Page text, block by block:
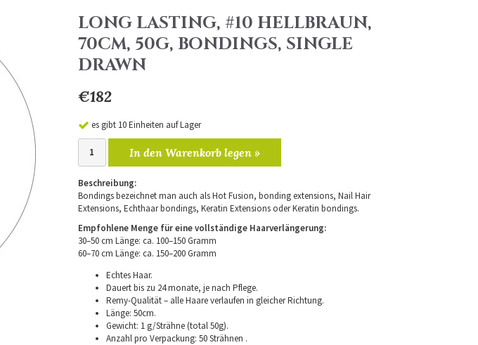
LONG LASTING, #10 HELLBRAUN,
70CM, 50G, BONDINGS, SINGLE
DRAWN
€182
es gibt 10 Einheiten auf Lager
In den Warenkorb legen »
Beschreibung:
Bondings bezeichnet man auch als Hot Fusion, bonding extensions, Nail Hair
Extensions, Echthaar bondings, Keratin Extensions oder Keratin bondings.
Empfohlene Menge für eine vollständige Haarverlängerung:
30–50 cm Länge: ca. 100–150 Gramm
60–70 cm Länge: ca. 150–200 Gramm
Echtes Haar.
Dauert bis zu 24 monate, je nach Pflege.
Remy-Qualität – alle Haare verlaufen in gleicher Richtung.
Länge: 50cm.
Gewicht: 1 g/Strähne (total 50g).
Anzahl pro Verpackung: 50 Strähnen .